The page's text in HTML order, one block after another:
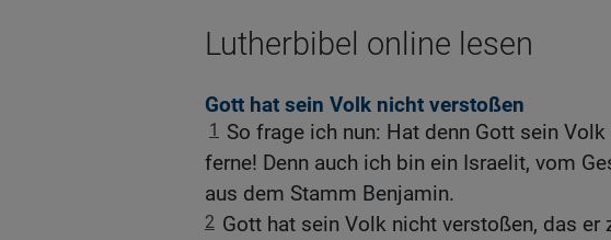
Lutherbibel online lesen
Gott hat sein Volk nicht verstoßen
1
So frage ich nun: Hat denn Gott sein
ferne! Denn auch ich bin ein Israelit, vom
aus dem Stamm Benjamin.
2 Gott hat sein Volk nicht verstoßen, das er